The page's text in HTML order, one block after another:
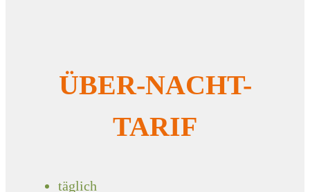
ÜBER-NACHT-
TARIF
täglich